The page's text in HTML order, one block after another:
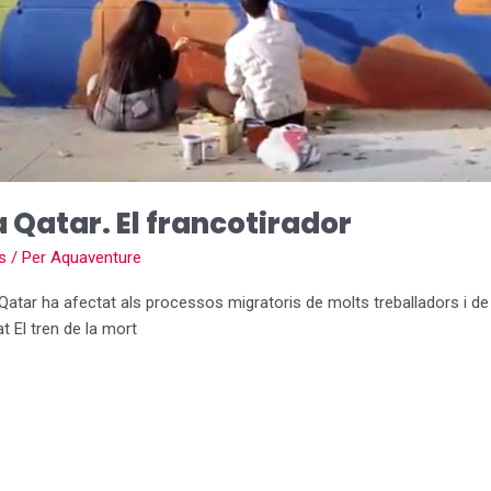
Qatar. El francotirador
/ Per Aquaventure
ha afectat als processos migratoris de molts treballadors i
El tren de la mort